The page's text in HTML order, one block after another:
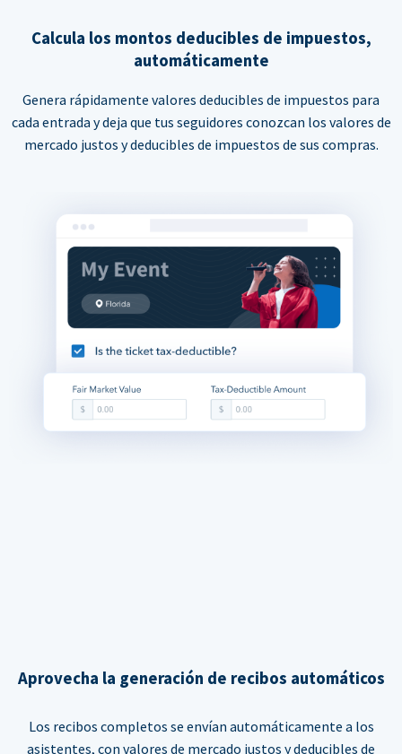
Calcula los montos deducibles de impuestos,
automáticamente
Genera rápidamente valores deducibles de impuestos para
cada entrada y deja que tus seguidores conozcan los valores de
mercado justos y deducibles de impuestos de sus compras.
Aprovecha la generación de recibos automáticos
Los recibos completos se envían automáticamente a los
asistentes, con valores de mercado justos y deducibles de